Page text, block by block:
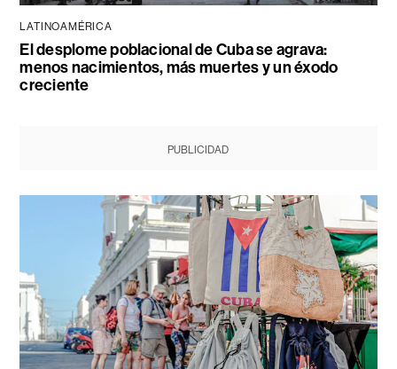
LATINOAMÉRICA
El desplome poblacional de Cuba se agrava:
menos nacimientos, más muertes y un éxodo
creciente
PUBLICIDAD